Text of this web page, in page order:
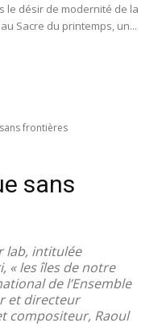
le désir de modernité de la
Sacre du printemps, un...